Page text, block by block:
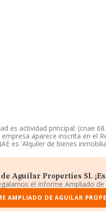
es actividad principal: (cnae
aparece inscrita en el
es 'Alquiler de bienes
en mercados exteriores.
Fuengirola, en Málaga,
sobre 132.555 empresas
millones de euros y se
es de 171 mil euros. En
Aguilar Properties Sl.
el Informe Ampliado de
AMPLIADO DE AGUILAR